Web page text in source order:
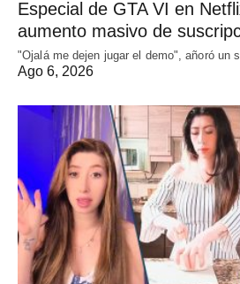
Especial de GTA VI en
aumento masivo de
"Ojalá me dejen jugar el demo", añoró un
Ago 6, 2026